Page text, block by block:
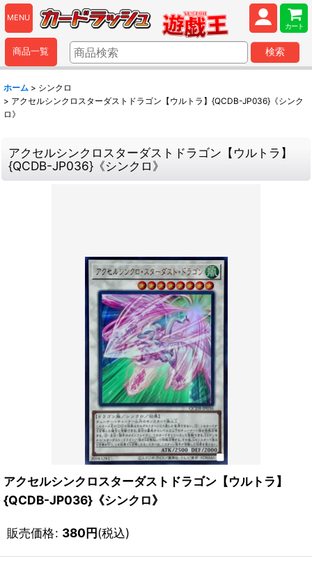
MENU
カート
商品一覧 検索
ホーム > シンクロ
> アクセルシンクロスターダストドラゴン【ウルトラ】{QCDB-JP036}《シンク
ロ》
アクセルシンクロスターダストドラゴン【ウルトラ】
{QCDB-JP036}《シンクロ》
アクセルシンクロスターダストドラゴン【ウルトラ】
{QCDB-JP036}《シンクロ》
販売価格: 380円(税込)